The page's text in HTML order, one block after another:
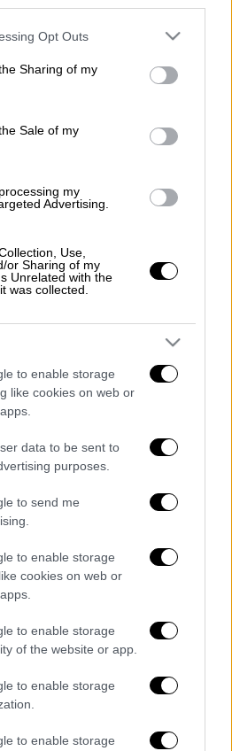
app uses one or more Google
usage behaviour. You may click to
and its third-party tags to
purposes in below Google
Opt Outs
Sharing of my
Sale of my
my
Advertising.
Use,
or Sharing of my
Unrelated with the
was collected.
to enable storage
like cookies on web or
data to be sent to
purposes.
to send me
to enable storage
cookies on web or
to enable storage
of the website or app.
to enable storage
to enable storage
σαν βοηθός του Σπύρου
Έχω δουλέψει
Στην μία από τις δύο
το Tora, tora, tora την
Κύπελλο που την
Μέσα.
του ΔΟΛ, του Mega του
Το τελευταίο λοιπόν
ανάγκη είναι ένα κόμμα
από μια δημόσια
θα καλύπτει το κενό που
κανάλια που δεν
για εκπομπές
φέρνουν διαφήμιση.
δουλειάς,
κόσμο, πιστεύω ότι θα